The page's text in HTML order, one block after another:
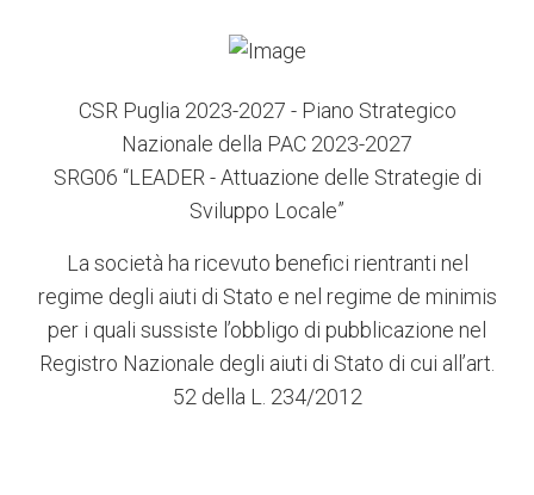
CSR Puglia 2023-2027 - Piano Strategico
Nazionale della PAC 2023-2027
SRG06 “LEADER - Attuazione delle Strategie di
Sviluppo Locale”
La società ha ricevuto benefici rientranti nel
regime degli aiuti di Stato e nel regime de minimis
per i quali sussiste l’obbligo di pubblicazione nel
Registro Nazionale degli aiuti di Stato di cui all’art.
52 della L. 234/2012